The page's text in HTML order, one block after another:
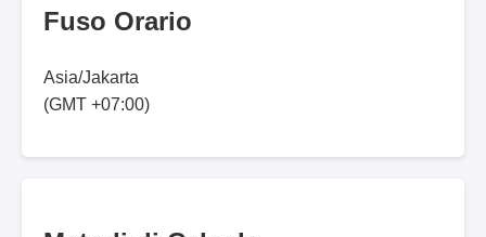
Fuso Orario
Asia/Jakarta
(GMT +07:00)